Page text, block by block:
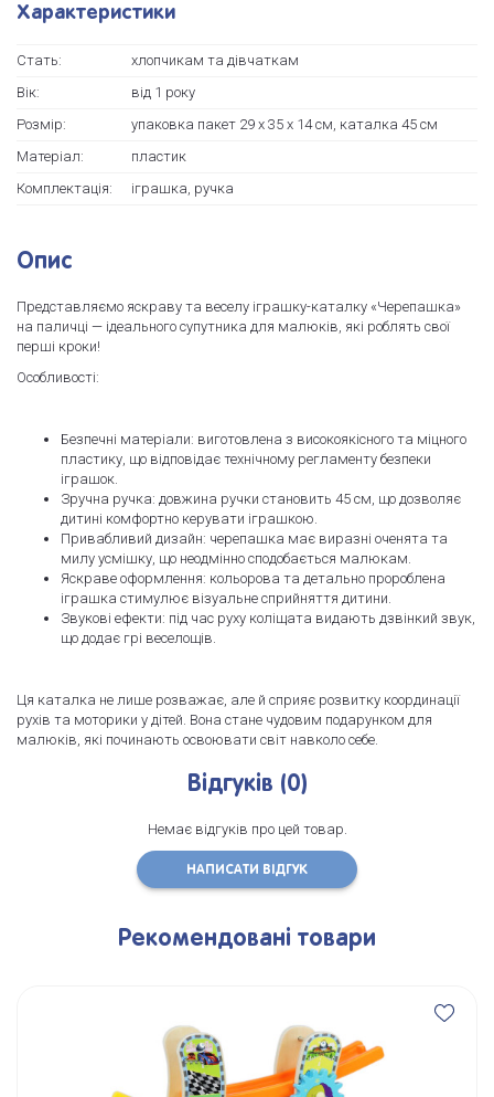
Характеристики
Стать:
хлопчикам та дівчаткам
Вік:
від 1 року
Розмір:
упаковка пакет 29 х 35 х 14 см, каталка 45 см
Матеріал:
пластик
Комплектація:
іграшка, ручка
Опис
Представляємо яскраву та веселу іграшку-каталку «Черепашка»
на паличці — ідеального супутника для малюків, які роблять свої
перші кроки!
Особливості:
Безпечні матеріали: виготовлена з високоякісного та міцного
пластику, що відповідає технічному регламенту безпеки
іграшок.
Зручна ручка: довжина ручки становить 45 см, що дозволяє
дитині комфортно керувати іграшкою.
Привабливий дизайн: черепашка має виразні оченята та
милу усмішку, що неодмінно сподобається малюкам.
Яскраве оформлення: кольорова та детально пророблена
іграшка стимулює візуальне сприйняття дитини.
Звукові ефекти: під час руху коліщата видають дзвінкий звук,
що додає грі веселощів.
Ця каталка не лише розважає, але й сприяє розвитку координації
рухів та моторики у дітей. Вона стане чудовим подарунком для
малюків, які починають освоювати світ навколо себе.
Відгуків (0)
Немає відгуків про цей товар.
НАПИСАТИ ВІДГУК
Рекомендовані товари